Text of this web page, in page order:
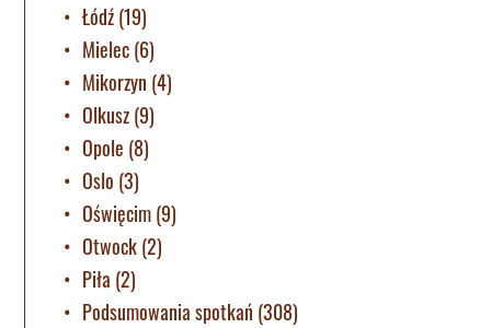
Łódź(19)
Mielec(6)
Mikorzyn (4)
Olkusz(9)
Opole (8)
Oslo (3)
Oświęcim(9)
Otwock(2)
Piła (2)
Podsumowania spotkań (308)